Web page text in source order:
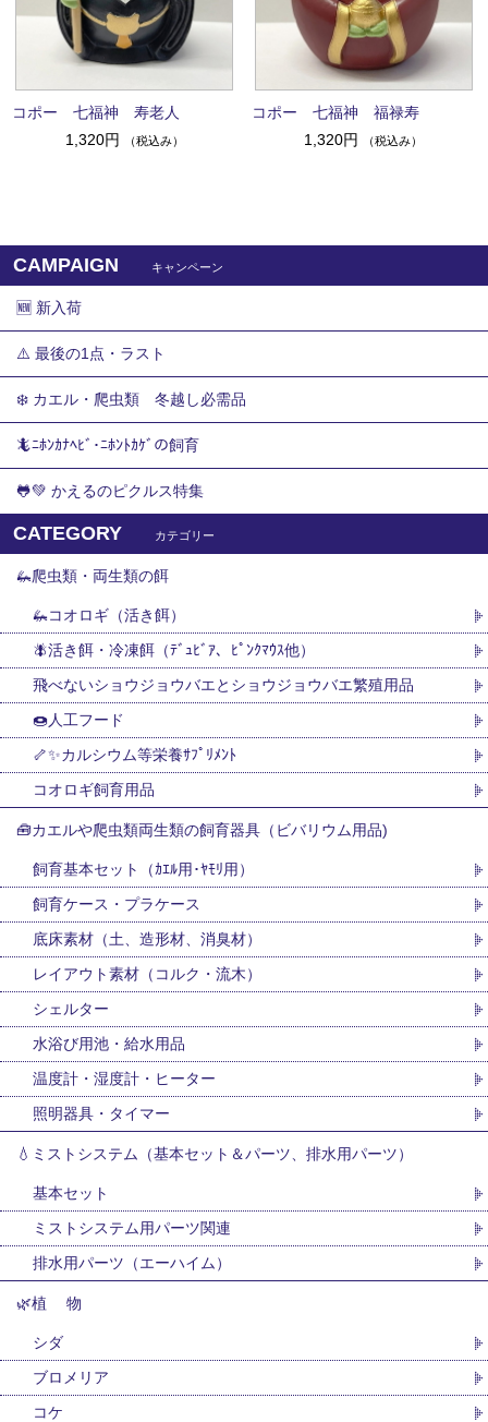
コポー 七福神 寿老人
1,320円
（税込み）
コポー 七福神 福禄寿
1,320円
（税込み）
CAMPAIGN キャンペーン
🆕 新入荷
⚠️ 最後の1点・ラスト
❄️ カエル・爬虫類 冬越し必需品
🦎ﾆﾎﾝｶﾅﾍﾋﾞ･ﾆﾎﾝﾄｶｹﾞの飼育
🐸💚 かえるのピクルス特集
CATEGORY カテゴリー
🦗爬虫類・両生類の餌
🦗コオロギ（活き餌）
🪰活き餌・冷凍餌（ﾃﾞｭﾋﾞｱ、ﾋﾟﾝｸﾏｳｽ他）
飛べないショウジョウバエとショウジョウバエ繁殖用品
🍩人工フード
🦴✨カルシウム等栄養ｻﾌﾟﾘﾒﾝﾄ
コオロギ飼育用品
🧰カエルや爬虫類両生類の飼育器具（ビバリウム用品)
飼育基本セット（ｶｴﾙ用･ﾔﾓﾘ用）
飼育ケース・プラケース
底床素材（土、造形材、消臭材）
レイアウト素材（コルク・流木）
シェルター
水浴び用池・給水用品
温度計・湿度計・ヒーター
照明器具・タイマー
💧ミストシステム（基本セット＆パーツ、排水用パーツ）
基本セット
ミストシステム用パーツ関連
排水用パーツ（エーハイム）
🌿植 物
シダ
ブロメリア
コケ